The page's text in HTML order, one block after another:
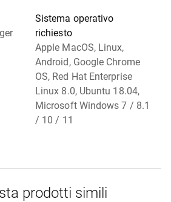
Sistema operativo
richiesto
Apple MacOS, Linux,
Android, Google Chrome
OS, Red Hat Enterprise
Linux 8.0, Ubuntu 18.04,
Microsoft Windows 7 / 8.1
/ 10 / 11
prodotti simili